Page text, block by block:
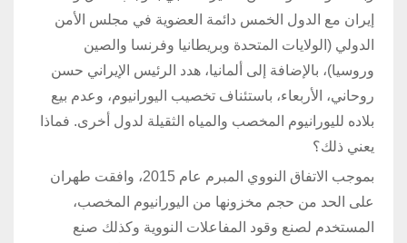
إيران مع الدول الخمس دائمة العضوية في مجلس الأمن
الدولي (الولايات المتحدة وبريطانيا وفرنسا والصين
وروسيا)، بالإضافة إلى ألمانيا، هدد الرئيس الإيراني حسن
روحاني، الأربعاء، باستئناف تخصيب اليورانيوم، وعدم بيع
بلاده لليورانيوم المخصب والمياه الثقيلة لدول أخرى. فماذا
يعني ذلك؟
بموجب الاتفاق النووي المبرم عام 2015، وافقت طهران
على الحد من حجم مخزونها من اليورانيوم المخصب،
المستخدم لصنع وقود المفاعلات النووية وكذلك صنع